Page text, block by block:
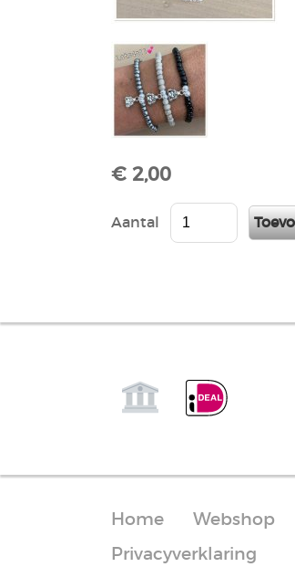
€ 2,00
Aantal
Home Webshop
Privacyverklaring